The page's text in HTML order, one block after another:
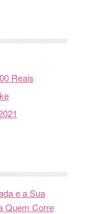
Reais
e a Sua
Quem Corre